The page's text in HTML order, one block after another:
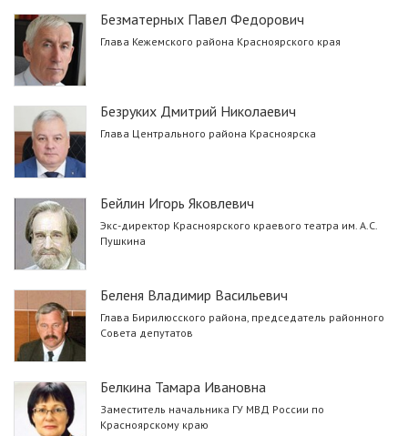
Безматерных Павел Федорович
Глава Кежемского района Красноярского края
Безруких Дмитрий Николаевич
Глава Центрального района Красноярска
Бейлин Игорь Яковлевич
Экс-директор Красноярского краевого театра им. А.С.
Пушкина
Беленя Владимир Васильевич
Глава Бирилюсского района, председатель районного
Совета депутатов
Белкина Тамара Ивановна
Заместитель начальника ГУ МВД России по
Красноярскому краю